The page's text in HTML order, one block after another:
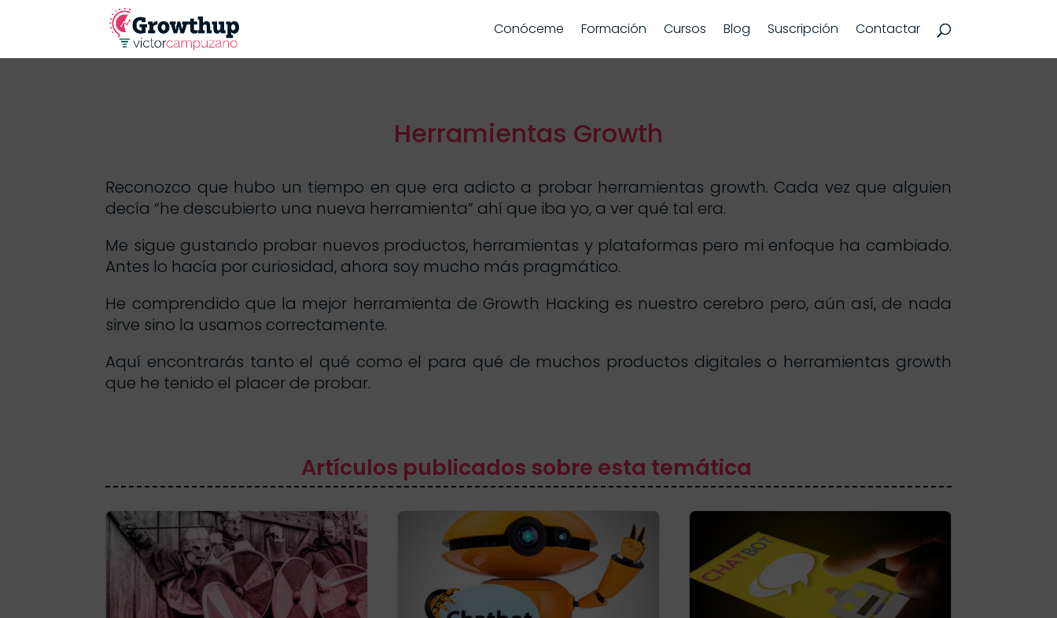
Conóceme Formación Cursos Blog Suscripción Contactar
Herramientas Growth
Reconozco que hubo un tiempo en que era adicto a probar herramientas growth. Cada vez que alguien
decía “he descubierto una nueva herramienta” ahí que iba yo, a ver qué tal era.
Me sigue gustando probar nuevos productos, herramientas y plataformas pero mi enfoque ha cambiado.
Antes lo hacía por curiosidad, ahora soy mucho más pragmático.
He comprendido que la mejor herramienta de Growth Hacking es nuestro cerebro pero, aún así, de nada
sirve sino la usamos correctamente.
Aquí encontrarás tanto el qué como el para qué de muchos productos digitales o herramientas growth
que he tenido el placer de probar.
Artículos publicados sobre esta temática